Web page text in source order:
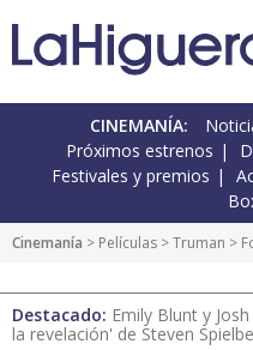
CINEMANÍA:
Próximos estrenos
Festivales y premios
Cinemanía > Películas >Truman >
Destacado: Emily Blunt y
la revelación' de Steven